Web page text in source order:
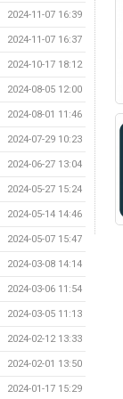
2024-11-07 16:39
2024-11-07 16:37
2024-10-17 18:12
2024-08-05 12:00
2024-08-01 11:46
2024-07-29 10:23
2024-06-27 13:04
2024-05-27 15:24
2024-05-14 14:46
2024-05-07 15:47
2024-03-08 14:14
2024-03-06 11:54
2024-03-05 11:13
2024-02-12 13:33
2024-02-01 13:50
2024-01-17 15:29